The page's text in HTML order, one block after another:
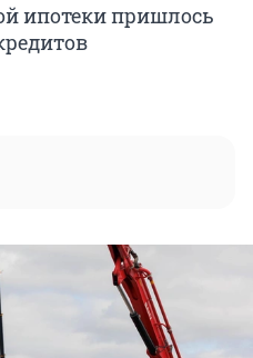
ипотеки пришлось